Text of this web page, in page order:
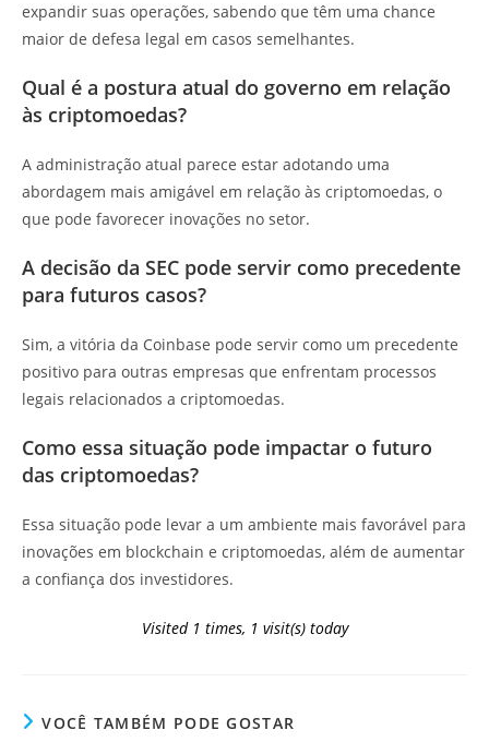
expandir suas operações, sabendo que têm uma chance
maior de defesa legal em casos semelhantes.
Qual é a postura atual do governo em relação
às criptomoedas?
A administração atual parece estar adotando uma
abordagem mais amigável em relação às criptomoedas, o
que pode favorecer inovações no setor.
A decisão da SEC pode servir como precedente
para futuros casos?
Sim, a vitória da Coinbase pode servir como um precedente
positivo para outras empresas que enfrentam processos
legais relacionados a criptomoedas.
Como essa situação pode impactar o futuro
das criptomoedas?
Essa situação pode levar a um ambiente mais favorável para
inovações em blockchain e criptomoedas, além de aumentar
a confiança dos investidores.
Visited 1 times, 1 visit(s) today
VOCÊ TAMBÉM PODE GOSTAR